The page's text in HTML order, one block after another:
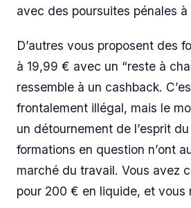
avec des poursuites pénales à
D’autres vous proposent des
à 19,99 € avec un “reste à
ressemble à un cashback.
frontalement illégal, mais le
un détournement de l’esprit
formations en question n’ont
marché du travail. Vous avez
pour 200 € en liquide, et vous